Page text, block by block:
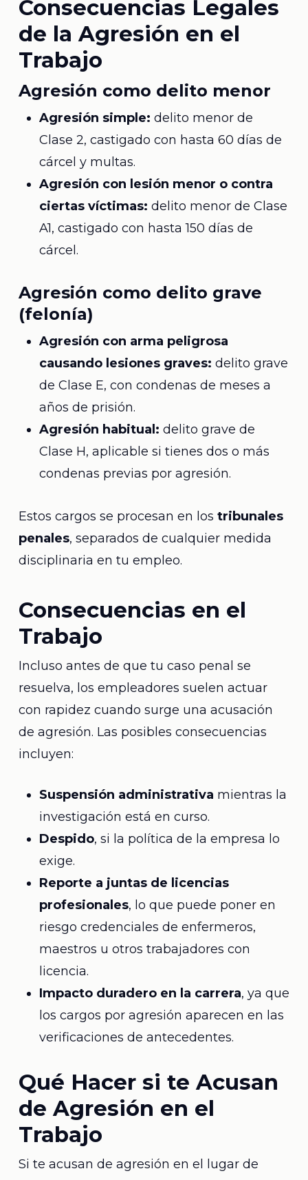
Consecuencias Legales
de la Agresión en el
Trabajo
Agresión como delito menor
Agresión simple: delito menor de
Clase 2, castigado con hasta 60 días de
cárcel y multas.
Agresión con lesión menor o contra
ciertas víctimas: delito menor de Clase
A1, castigado con hasta 150 días de
cárcel.
Agresión como delito grave
(felonía)
Agresión con arma peligrosa
causando lesiones graves: delito grave
de Clase E, con condenas de meses a
años de prisión.
Agresión habitual: delito grave de
Clase H, aplicable si tienes dos o más
condenas previas por agresión.
Estos cargos se procesan en los tribunales
penales, separados de cualquier medida
disciplinaria en tu empleo.
Consecuencias en el
Trabajo
Incluso antes de que tu caso penal se
resuelva, los empleadores suelen actuar
con rapidez cuando surge una acusación
de agresión. Las posibles consecuencias
incluyen:
Suspensión administrativa mientras la
investigación está en curso.
Despido, si la política de la empresa lo
exige.
Reporte a juntas de licencias
profesionales, lo que puede poner en
riesgo credenciales de enfermeros,
maestros u otros trabajadores con
licencia.
Impacto duradero en la carrera, ya que
los cargos por agresión aparecen en las
verificaciones de antecedentes.
Qué Hacer si te Acusan
de Agresión en el
Trabajo
Si te acusan de agresión en el lugar de